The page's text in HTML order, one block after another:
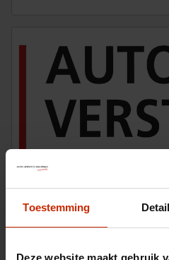
Toestemming
Deze website maakt gebruik
Neem
Wij zijn u